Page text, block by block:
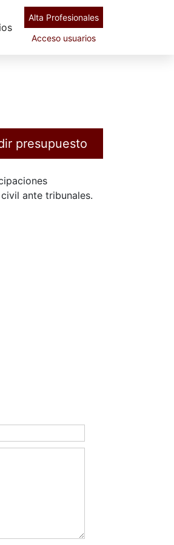
Alta Profesionales
Acceso usuarios
presupuesto
ante tribunales.